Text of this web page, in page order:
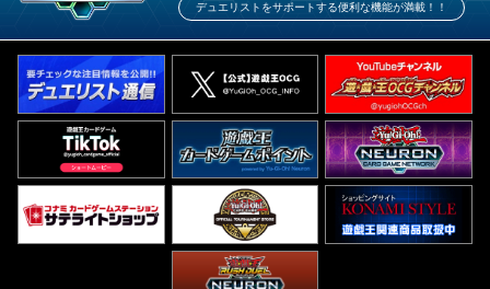
デュエリストをサポートする便利な機能が満載！！